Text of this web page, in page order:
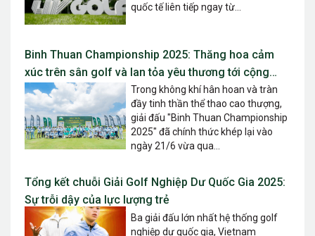
quốc tế liên tiếp ngay từ...
Binh Thuan Championship 2025: Thăng hoa cảm
xúc trên sân golf và lan tỏa yêu thương tới cộng
đồng
Trong không khí hân hoan và tràn
đầy tinh thần thể thao cao thượng,
giải đấu "Binh Thuan Championship
2025" đã chính thức khép lại vào
ngày 21/6 vừa qua...
Tổng kết chuỗi Giải Golf Nghiệp Dư Quốc Gia 2025:
Sự trỗi dậy của lực lượng trẻ
Ba giải đấu lớn nhất hệ thống golf
nghiệp dư quốc gia, Vietnam